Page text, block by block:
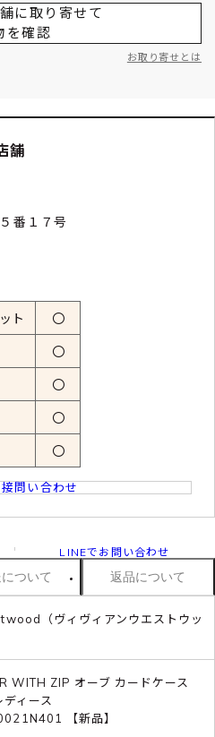
に取り寄せて
を確認
お取り寄せとは
舗
番１７号
ト 〇
〇
〇
〇
〇
問い合わせ
LINEでお問い合わせ
ついて 返品について
（ヴィヴィアンウエストウッ
WITH ZIP オーブ カードケース
ィース
【新品】